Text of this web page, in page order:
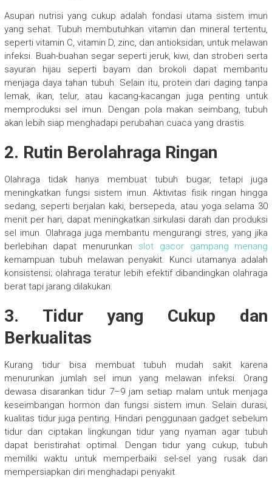
Asupan nutrisi yang cukup adalah fondasi utama sistem imun
yang sehat. Tubuh membutuhkan vitamin dan mineral tertentu,
seperti vitamin C, vitamin D, zinc, dan antioksidan, untuk melawan
infeksi. Buah-buahan segar seperti jeruk, kiwi, dan stroberi serta
sayuran hijau seperti bayam dan brokoli dapat membantu
menjaga daya tahan tubuh. Selain itu, protein dari daging tanpa
lemak, ikan, telur, atau kacang-kacangan juga penting untuk
memproduksi sel imun. Dengan pola makan seimbang, tubuh
akan lebih siap menghadapi perubahan cuaca yang drastis.
2. Rutin Berolahraga Ringan
Olahraga tidak hanya membuat tubuh bugar, tetapi juga
meningkatkan fungsi sistem imun. Aktivitas fisik ringan hingga
sedang, seperti berjalan kaki, bersepeda, atau yoga selama 30
menit per hari, dapat meningkatkan sirkulasi darah dan produksi
sel imun. Olahraga juga membantu mengurangi stres, yang jika
berlebihan dapat menurunkan slot gacor gampang menang
kemampuan tubuh melawan penyakit. Kunci utamanya adalah
konsistensi; olahraga teratur lebih efektif dibandingkan olahraga
berat tapi jarang dilakukan.
3. Tidur yang Cukup dan
Berkualitas
Kurang tidur bisa membuat tubuh mudah sakit karena
menurunkan jumlah sel imun yang melawan infeksi. Orang
dewasa disarankan tidur 7–9 jam setiap malam untuk menjaga
keseimbangan hormon dan fungsi sistem imun. Selain durasi,
kualitas tidur juga penting. Hindari penggunaan gadget sebelum
tidur dan ciptakan lingkungan tidur yang nyaman agar tubuh
dapat beristirahat optimal. Dengan tidur yang cukup, tubuh
memiliki waktu untuk memperbaiki sel-sel yang rusak dan
mempersiapkan diri menghadapi penyakit.